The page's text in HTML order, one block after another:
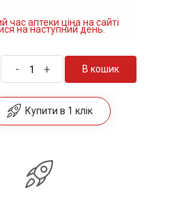
час аптеки ціна на сайті
на наступний день.
- + В кошик
Купити в 1 клік